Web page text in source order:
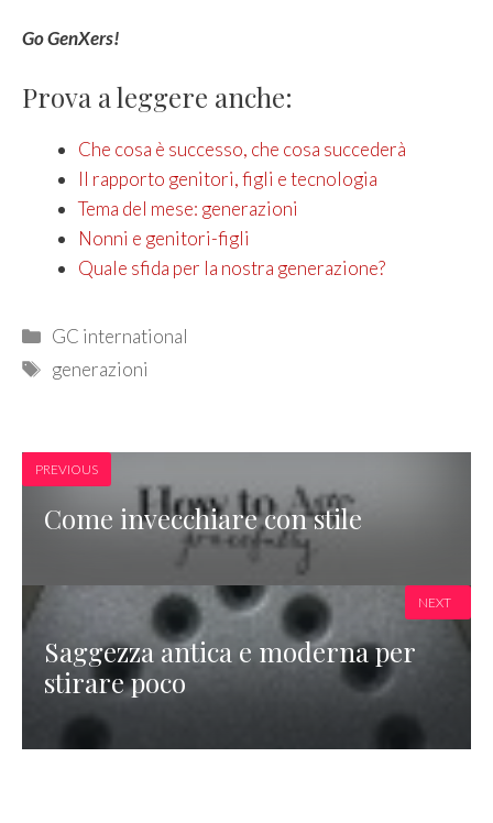
Go GenXers!
Prova a leggere anche:
Che cosa è successo, che cosa succederà
Il rapporto genitori, figli e tecnologia
Tema del mese: generazioni
Nonni e genitori-figli
Quale sfida per la nostra generazione?
Categories
GC international
Tags
generazioni
PREVIOUS
Come invecchiare con stile
Saggezza antica e moderna per
stirare poco
NEXT